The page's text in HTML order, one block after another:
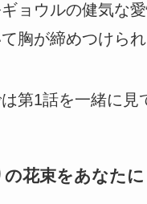
ョウルの健気な
胸が締めつけら
第1話を一緒に見
の花束をあなた